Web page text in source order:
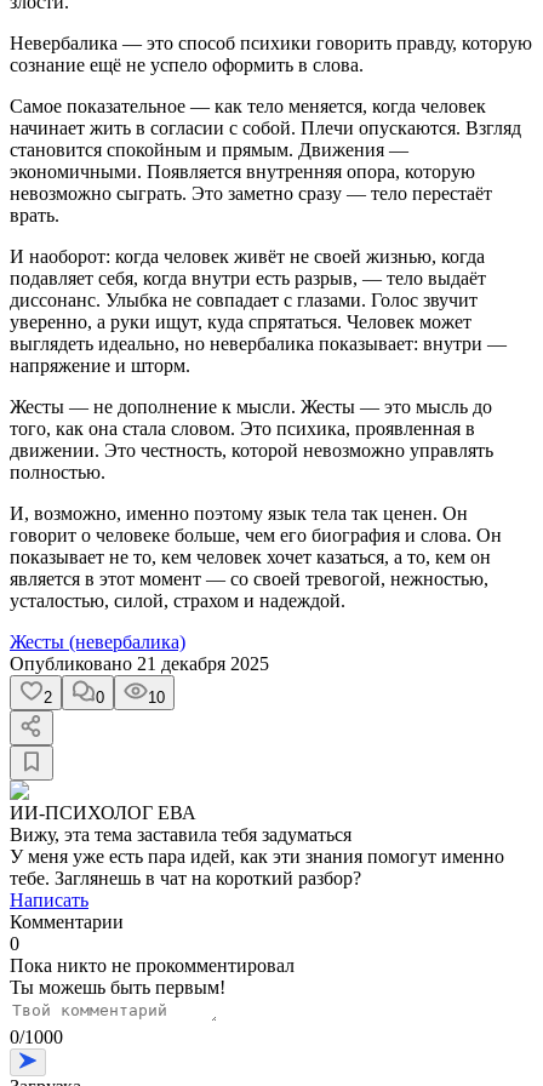
Невербалика — это способ психики говорить правду, которую
сознание ещё не успело оформить в слова.
Самое показательное — как тело меняется, когда человек
начинает жить в согласии с собой. Плечи опускаются. Взгляд
становится спокойным и прямым. Движения —
экономичными. Появляется внутренняя опора, которую
невозможно сыграть. Это заметно сразу — тело перестаёт
врать.
И наоборот: когда человек живёт не своей жизнью, когда
подавляет себя, когда внутри есть разрыв, — тело выдаёт
диссонанс. Улыбка не совпадает с глазами. Голос звучит
уверенно, а руки ищут, куда спрятаться. Человек может
выглядеть идеально, но невербалика показывает: внутри —
напряжение и шторм.
Жесты — не дополнение к мысли. Жесты — это мысль до
того, как она стала словом. Это психика, проявленная в
движении. Это честность, которой невозможно управлять
полностью.
И, возможно, именно поэтому язык тела так ценен. Он
говорит о человеке больше, чем его биография и слова. Он
показывает не то, кем человек хочет казаться, а то, кем он
является в этот момент — со своей тревогой, нежностью,
усталостью, силой, страхом и надеждой.
Жесты (невербалика)
Опубликовано 21 декабря 2025
2 0 10
ИИ-ПСИХОЛОГ ЕВА
Вижу, эта тема заставила тебя задуматься
У меня уже есть пара идей, как эти знания помогут именно
тебе. Заглянешь в чат на короткий разбор?
Написать
Комментарии
0
Пока никто не прокомментировал
Ты можешь быть первым!
0/1000